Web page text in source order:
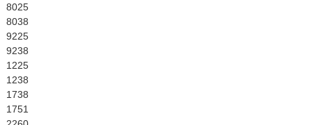
8025
8038
9225
9238
1225
1238
1738
1751